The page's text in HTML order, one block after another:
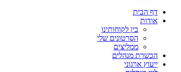
דף הבית
אודות
בין לקוחותינו
הסרטונים שלי
ממליצים
הכשרת מנהלים
ייעוץ ארגוני